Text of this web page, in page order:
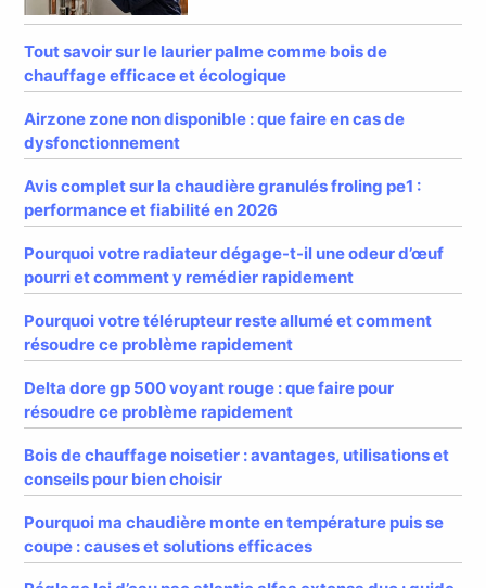
Tout savoir sur le laurier palme comme bois de
chauffage efficace et écologique
Airzone zone non disponible : que faire en cas de
dysfonctionnement
Avis complet sur la chaudière granulés froling pe1 :
performance et fiabilité en 2026
Pourquoi votre radiateur dégage-t-il une odeur d’œuf
pourri et comment y remédier rapidement
Pourquoi votre télérupteur reste allumé et comment
résoudre ce problème rapidement
Delta dore gp 500 voyant rouge : que faire pour
résoudre ce problème rapidement
Bois de chauffage noisetier : avantages, utilisations et
conseils pour bien choisir
Pourquoi ma chaudière monte en température puis se
coupe : causes et solutions efficaces